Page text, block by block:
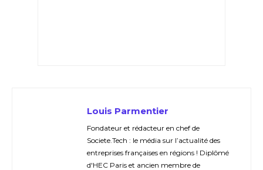
Louis Parmentier
Fondateur et rédacteur en chef de
Societe.Tech : le média sur l’actualité des
entreprises françaises en régions ! Diplômé
d'HEC Paris et ancien membre de